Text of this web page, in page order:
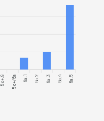
5c+.9 5c+/6a 6a.1 6a.2 6a.3 6a.4 6a.5